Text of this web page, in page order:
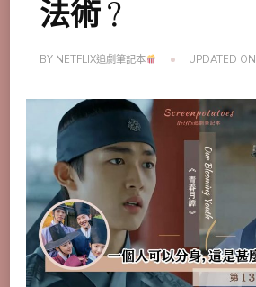
法術？
BY NETFLIX追劇筆記本 UPDATED ON